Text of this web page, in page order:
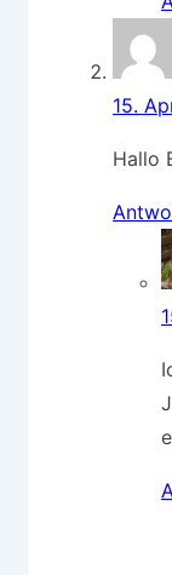
15.
Hallo